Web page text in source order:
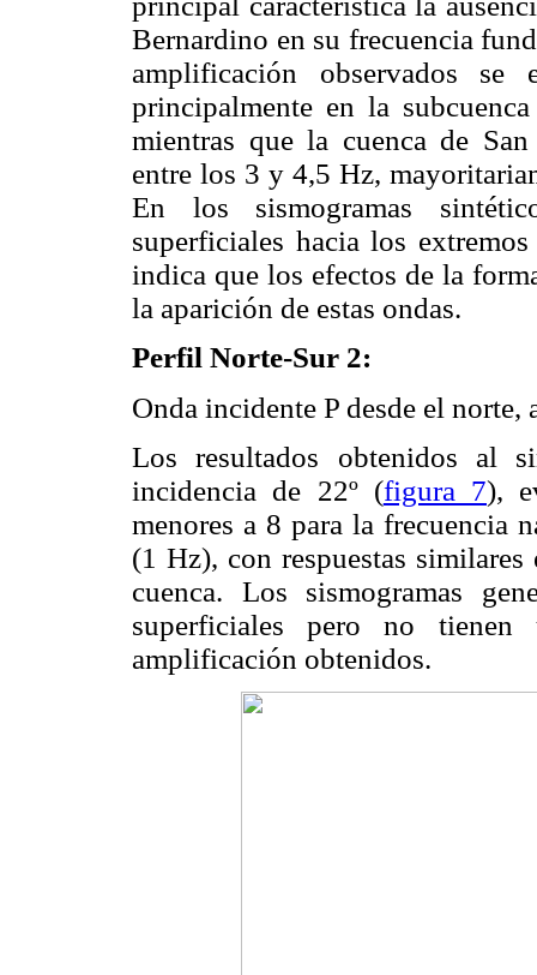
Bernardino en su frecuencia
amplificación observados
principalmente en la
mientras que la cuenca de
entre los 3 y 4,5 Hz,
En los sismogramas
superficiales hacia los
indica que los efectos de la
la aparición de estas ondas.
Perfil Norte-Sur 2:
Onda incidente P desde el norte,
Los resultados obtenidos al
incidencia de 22º (figura 7),
menores a 8 para la frecuencia
(1 Hz), con respuestas
cuenca. Los sismogramas
superficiales pero no
amplificación obtenidos.